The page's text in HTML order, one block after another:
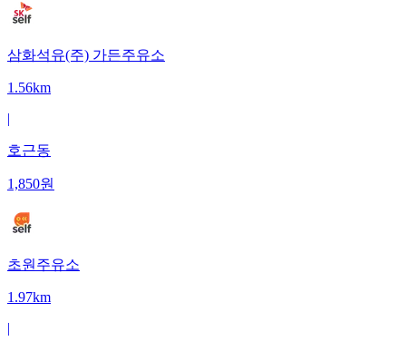
삼화석유(주) 가든주유소
1.56km
|
호근동
1,850원
초원주유소
1.97km
|